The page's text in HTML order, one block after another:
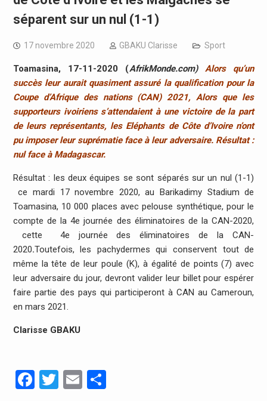
séparent sur un nul (1-1)
17 novembre 2020 GBAKU Clarisse Sport
Toamasina, 17-11-2020 (AfrikMonde.com)
Alors qu’un
succès leur aurait quasiment assuré la qualification pour la
Coupe d’Afrique des nations (CAN) 2021, Alors que les
supporteurs ivoiriens s’attendaient à une victoire de la part
de leurs représentants, les Eléphants de Côte d’Ivoire n’ont
pu imposer leur suprématie face à leur adversaire. Résultat :
nul face à Madagascar.
Résultat : les deux équipes se sont séparés sur un nul (1-1)
ce mardi 17 novembre 2020, au Barikadimy Stadium de
Toamasina, 10 000 places avec pelouse synthétique, pour le
compte de la 4e journée des éliminatoires de la CAN-2020,
cette 4e journée des éliminatoires de la CAN-
2020.Toutefois, les pachydermes qui conservent tout de
même la tête de leur poule (K), à égalité de points (7) avec
leur adversaire du jour, devront valider leur billet pour espérer
faire partie des pays qui participeront à CAN au Cameroun,
en mars 2021.
Clarisse GBAKU
Facebook
Twitter
EmailPartager